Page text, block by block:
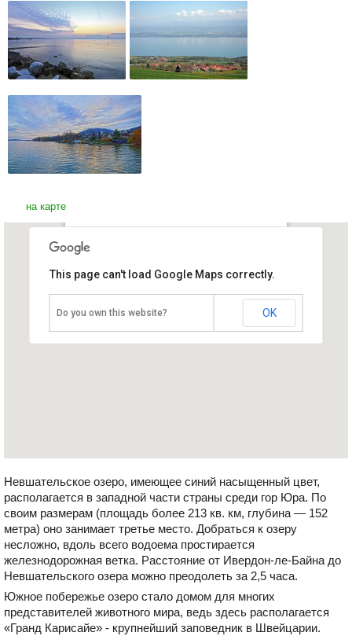
на карте
Швейцария, Ивердон-ле-Байн
This page can't load Google Maps correctly.
Do you own this website? OK
Невшательское озеро, имеющее синий насыщенный цвет,
располагается в западной части страны среди гор Юра. По
своим размерам (площадь более 213 кв. км, глубина — 152
метра) оно занимает третье место. Добраться к озеру
несложно, вдоль всего водоема простирается
железнодорожная ветка. Расстояние от Ивердон-ле-Байна до
Невшательского озера можно преодолеть за 2,5 часа.
Южное побережье озеро стало домом для многих
представителей животного мира, ведь здесь располагается
«Гранд Карисайе» - крупнейший заповедник в Швейцарии.